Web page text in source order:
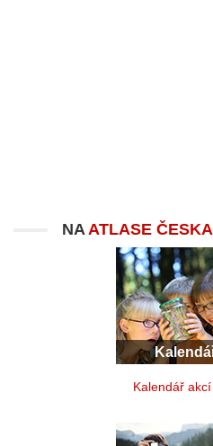
NAATLASE ČESKA
Kalendář